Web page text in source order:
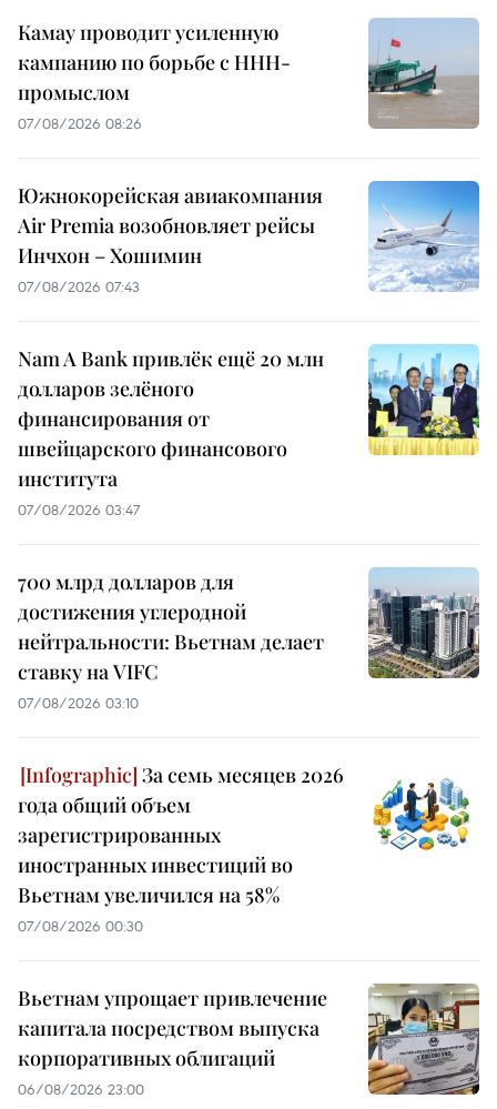
Камау проводит усиленную
кампанию по борьбе с ННН-
промыслом
07/08/2026 08:26
Южнокорейская авиакомпания
Air Premia возобновляет рейсы
Инчхон – Хошимин
07/08/2026 07:43
Nam A Bank привлёк ещё 20 млн
долларов зелёного
финансирования от
швейцарского финансового
института
07/08/2026 03:47
700 млрд долларов для
достижения углеродной
нейтральности: Вьетнам делает
ставку на VIFC
07/08/2026 03:10
За семь месяцев 2026
года общий объем
зарегистрированных
иностранных инвестиций во
Вьетнам увеличился на 58%
07/08/2026 00:30
Вьетнам упрощает привлечение
капитала посредством выпуска
корпоративных облигаций
06/08/2026 23:00